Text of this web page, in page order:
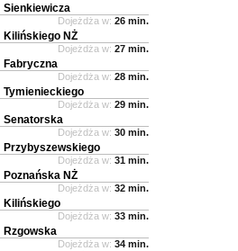
Sienkiewicza
Dojeżdża w: 26 min.
Kilińskiego NŻ
Dojeżdża w: 27 min.
Fabryczna
Dojeżdża w: 28 min.
Tymienieckiego
Dojeżdża w: 29 min.
Senatorska
Dojeżdża w: 30 min.
Przybyszewskiego
Dojeżdża w: 31 min.
Poznańska NŻ
Dojeżdża w: 32 min.
Kilińskiego
Dojeżdża w: 33 min.
Rzgowska
Dojeżdża w: 34 min.